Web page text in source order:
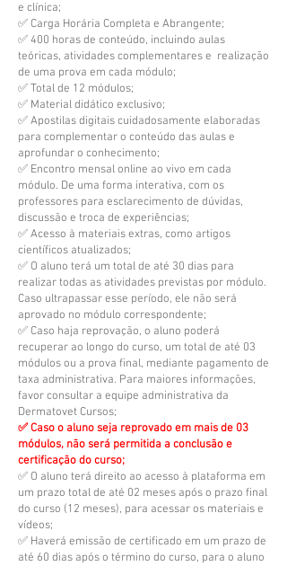
e clínica;
✅ Carga Horária Completa e Abrangente;
✅ 400 horas de conteúdo, incluindo aulas
teóricas, atividades complementares e realização
de uma prova em cada módulo;
✅ Total de 12 módulos;
✅ Material didático exclusivo;
✅ Apostilas digitais cuidadosamente elaboradas
para complementar o conteúdo das aulas e
aprofundar o conhecimento;
✅ Encontro mensal online ao vivo em cada
módulo. De uma forma interativa, com os
professores para esclarecimento de dúvidas,
discussão e troca de experiências;
✅ Acesso à materiais extras, como artigos
científicos atualizados;
✅ O aluno terá um total de até 30 dias para
realizar todas as atividades previstas por módulo.
Caso ultrapassar esse período, ele não será
aprovado no módulo correspondente;
✅ Caso haja reprovação, o aluno poderá
recuperar ao longo do curso, um total de até 03
módulos ou a prova final, mediante pagamento de
taxa administrativa. Para maiores informações,
favor consultar a equipe administrativa da
Dermatovet Cursos;
✅ Caso o aluno seja reprovado em mais de 03
módulos, não será permitida a conclusão e
certificação do curso;
✅ O aluno terá direito ao acesso à plataforma em
um prazo total de até 02 meses após o prazo final
do curso (12 meses), para acessar os materiais e
vídeos;
✅ Haverá emissão de certificado em um prazo de
até 60 dias após o término do curso, para o aluno